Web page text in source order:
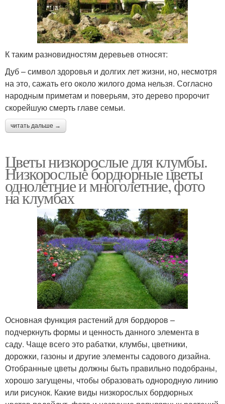
К таким разновидностям деревьев относят:
Дуб – символ здоровья и долгих лет жизни, но, несмотря
на это, сажать его около жилого дома нельзя. Согласно
народным приметам и поверьям, это дерево пророчит
скорейшую смерть главе семьи.
читать дальше →
Цветы низкорослые для клумбы.
Низкорослые бордюрные цветы
однолетние и многолетние, фото
на клумбах
Основная функция растений для бордюров –
подчеркнуть формы и ценность данного элемента в
саду. Чаще всего это рабатки, клумбы, цветники,
дорожки, газоны и другие элементы садового дизайна.
Отобранные цветы должны быть правильно подобраны,
хорошо загущены, чтобы образовать однородную линию
или рисунок. Какие виды низкорослых бордюрных